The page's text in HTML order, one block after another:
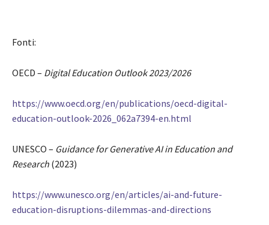
Fonti:
OECD – Digital Education Outlook 2023/2026
https://www.oecd.org/en/publications/oecd-digital-
education-outlook-2026_062a7394-en.html
UNESCO – Guidance for Generative AI in Education and
Research (2023)
https://www.unesco.org/en/articles/ai-and-future-
education-disruptions-dilemmas-and-directions